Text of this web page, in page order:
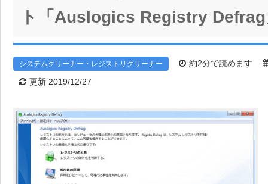
ト「Auslogics Registry
システムクリーナー・レジストリクリーナー
約2分で読めます
更新 2019/12/27